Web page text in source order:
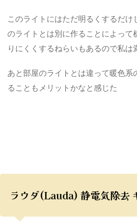
このライトにはただ明るくするだけ
のライトとは別に作ることによって
りにくくするねらいもあるので私は
あと部屋のライトとは違って暖色系
ることもメリットかなと感じた
ラウダ(Lauda) 静電気除去